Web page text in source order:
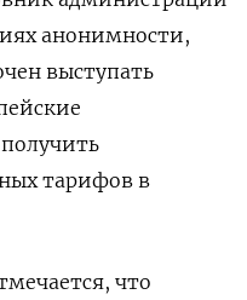
анонимности,
выступать
тарифов в
что